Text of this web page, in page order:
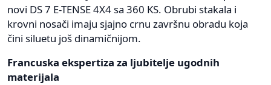
novi DS 7 E-TENSE 4X4 sa 360 KS. Obrubi stakala i
krovni nosači imaju sjajno crnu završnu obradu koja
čini siluetu još dinamičnijom.
Francuska ekspertiza za ljubitelje ugodnih
materijala